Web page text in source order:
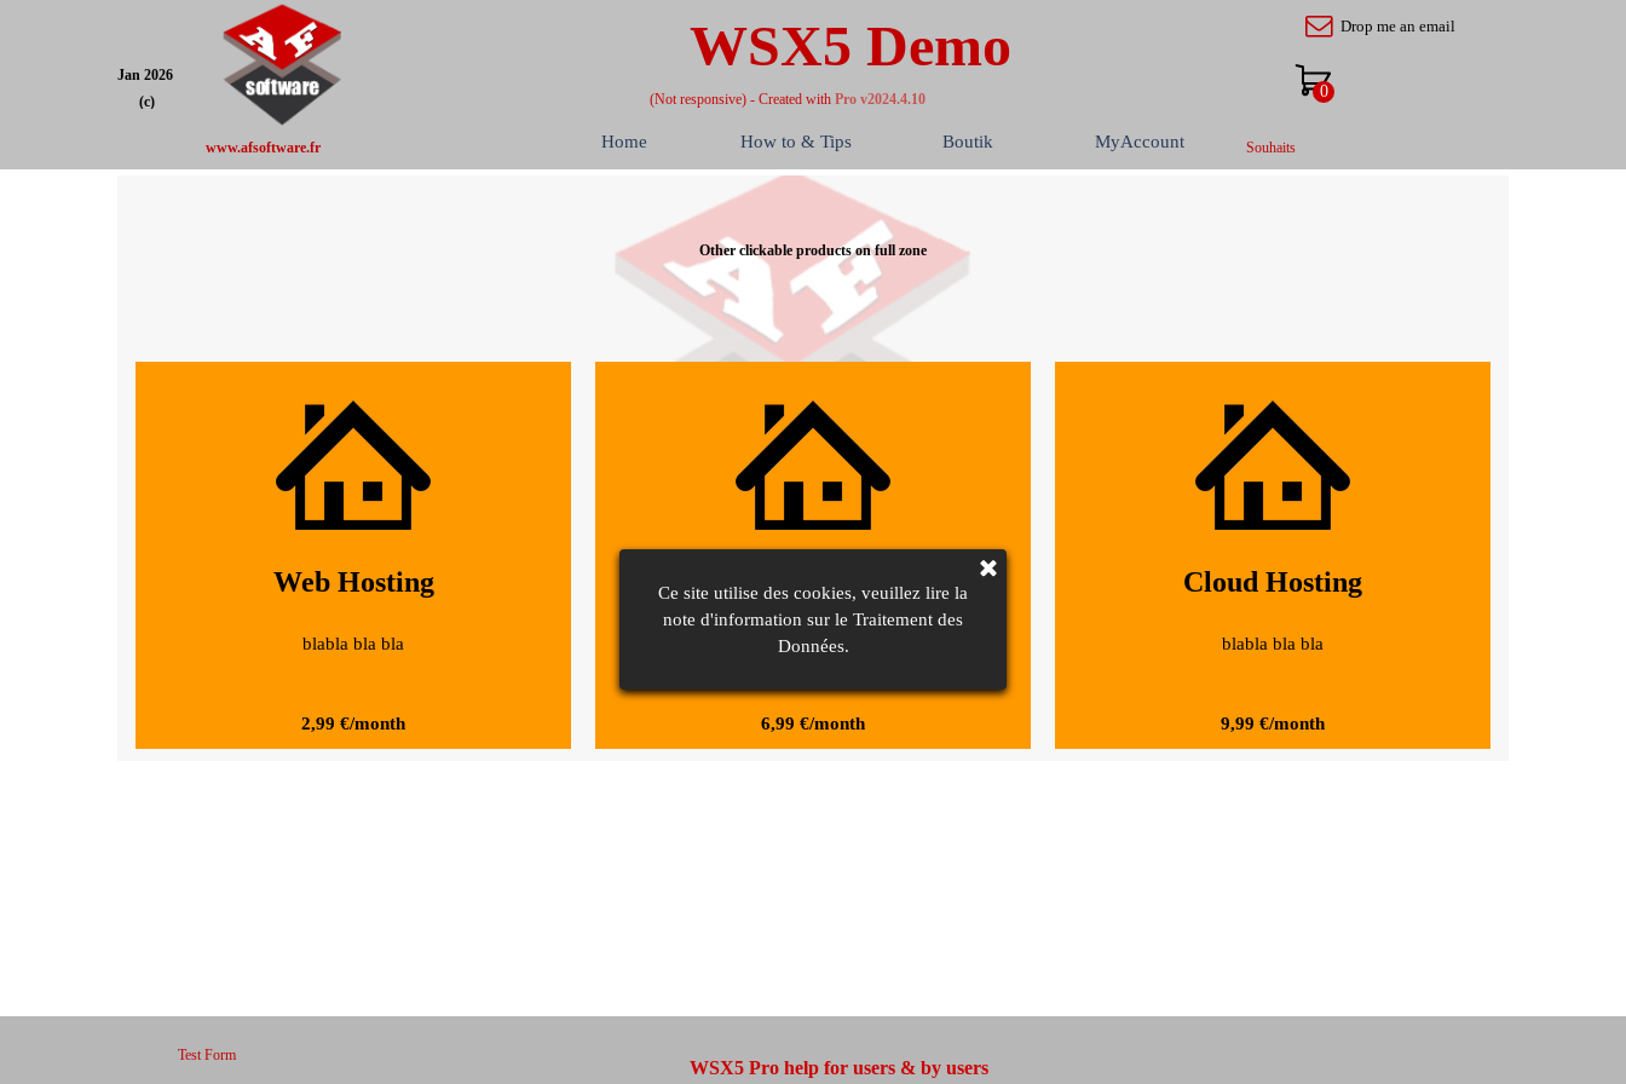
WSX5 Demo
www.afsoftware.fr Home How to & Tips Boutik MyAccount
Jan 2026
(c)
(Not responsive) - Created with Pro v2024.4.10
Drop me an email
Souhaits
Other clickable products on full zone
Web Hosting
blabla bla bla
2,99 €/month
Web Hosting Pro
blabla bla bla
6,99 €/month
Cloud Hosting
blabla bla bla
9,99 €/month
WSX5 Pro help for users & by users
Test Form
Ce site utilise des cookies, veuillez lire la
note d'information sur le Traitement des
Données.